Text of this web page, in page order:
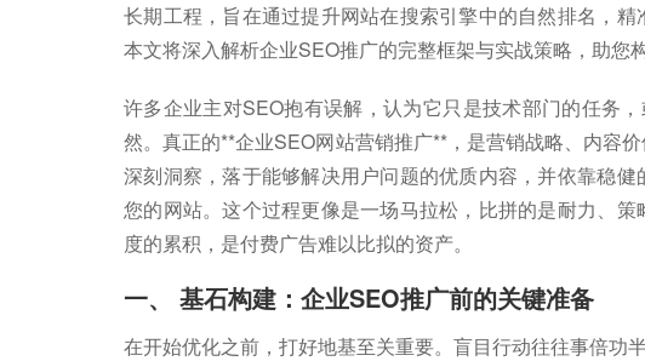
长期工程，旨在通过提升网站在搜索引擎中的自然排名，精
本文将深入解析企业SEO推广的完整框架与实战策略，助您
许多企业主对SEO抱有误解，认为它只是技术部门的任务
然。真正的**企业SEO网站营销推广**，是营销战略、内容
深刻洞察，落于能够解决用户问题的优质内容，并依靠稳
您的网站。这个过程更像是一场马拉松，比拼的是耐力、
度的累积，是付费广告难以比拟的资产。
一、 基石构建：企业SEO推广前的关键准备
在开始优化之前，打好地基至关重要。盲目行动往往事倍功半